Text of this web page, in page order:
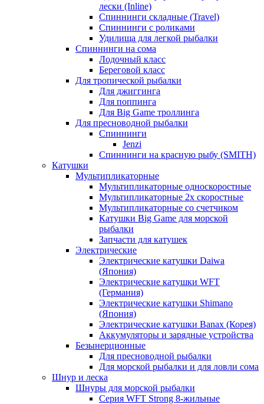
лески (Inline)
Спиннинги складные (Travel)
Спиннинги с роликами
Удилища для легкой рыбалки
Спиннинги на сома
Лодочный класс
Береговой класс
Для тропической рыбалки
Для джиггинга
Для поппинга
Для Big Game троллинга
Для пресноводной рыбалки
Спиннинги
Jenzi
Спиннинги на красную рыбу (SMITH)
Катушки
Мультипликаторные
Мультипликаторные односкоростные
Мультипликаторные 2х скоростные
Мультипликаторные со счетчиком
Катушки Big Game для морской
рыбалки
Запчасти для катушек
Электрические
Электрические катушки Daiwa
(Япония)
Электрические катушки WFT
(Германия)
Электрические катушки Shimano
(Япония)
Электрические катушки Banax (Корея)
Аккумуляторы и зарядные устройства
Безынерционные
Для пресноводной рыбалки
Для морской рыбалки и для ловли сома
Шнур и леска
Шнуры для морской рыбалки
Серия WFT Strong 8-жильные